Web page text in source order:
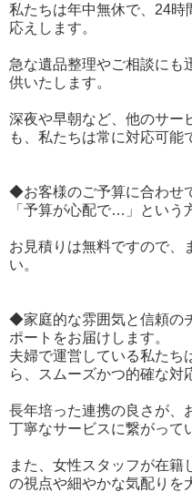
私たちは年中無休で、24時
応えします。
急な遺品整理やご相談にも
供いたします。
深夜や早朝など、他のサー
も、私たちは常に対応可能
◆お客様のご予算に合わせ
「予算が心配で…」という
お見積りは無料ですので、
い。
◆家庭的な雰囲気と信頼の
ポートをお届けします。
夫婦で運営している私たち
ら、スムーズかつ的確な対
長年培った連携の良さが、
丁寧なサービスに繋がって
また、女性スタッフが在籍
の視点や細やかな気配りを